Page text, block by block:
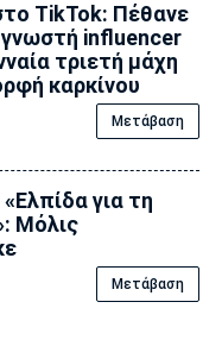
TikTok: Πέθανε
influencer
τριετή μάχη
καρκίνου
Μετάβαση
για τη
Μόλις
Μετάβαση